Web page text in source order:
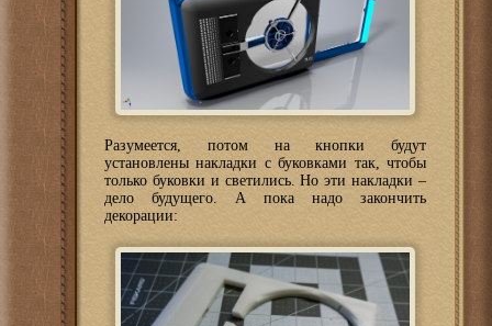
Разумеется, потом на кнопки будут
установлены накладки с буковками так, чтобы
только буковки и светились. Но эти накладки –
дело будущего. А пока надо закончить
декорации: